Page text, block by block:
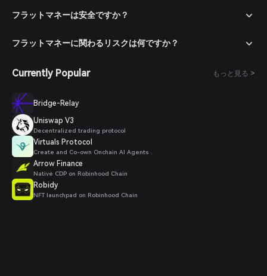
フラットマネーは安全ですか？
フラットマネーに関わるリスクは何ですか？
Currently Popular もっと見る >
Bridge-Relay
Uniswap V3
Decentralized trading protocol
Virtuals Protocol
Create and Co-own Onchain AI Agents .
Arrow Finance
Native CDP on Robinhood Chain
Robidy
NFT launchpad on Robinhood Chain